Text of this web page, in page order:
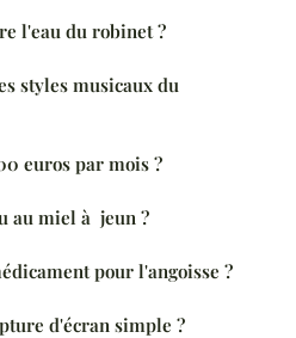
l'eau du robinet ?
styles musicaux du
euros par mois ?
au miel à jeun ?
pour l'angoisse ?
d'écran simple ?